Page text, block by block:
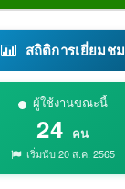
สถิติการเยี่ยมชม
ผู้ใช้งานขณะนี้
24 คน
เริ่มนับ 20 ส.ค. 2565